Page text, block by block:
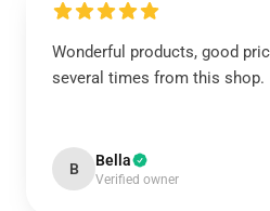
Wonderful products, good
several times from this shop.
B Bella
Verified owner